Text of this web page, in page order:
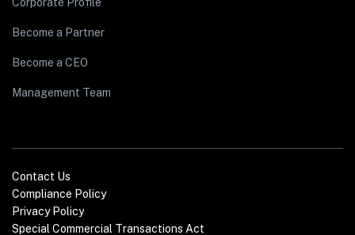
Corporate Profile
Become a Partner
Become a CEO
Management Team
Contact Us
Compliance Policy
Privacy Policy
Special Commercial Transactions Act